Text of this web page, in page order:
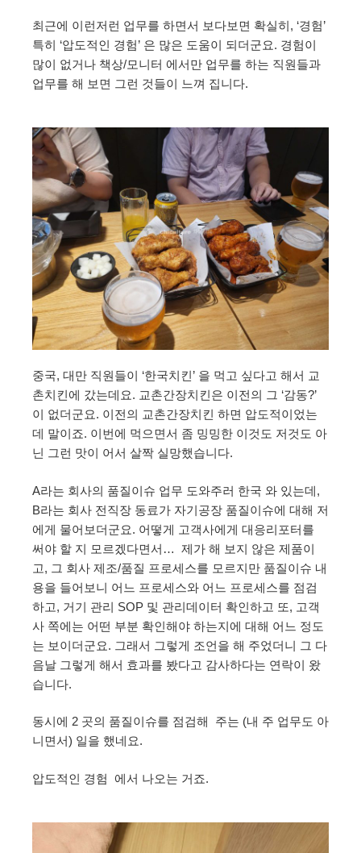
최근에 이런저런 업무를 하면서 보다보면 확실히, ‘경험’
특히 ‘압도적인 경험’ 은 많은 도움이 되더군요. 경험이
많이 없거나 책상/모니터 에서만 업무를 하는 직원들과
업무를 해 보면 그런 것들이 느껴 집니다.
중국, 대만 직원들이 ‘한국치킨’ 을 먹고 싶다고 해서 교
촌치킨에 갔는데요. 교촌간장치킨은 이전의 그 ‘감동?’
이 없더군요. 이전의 교촌간장치킨 하면 압도적이었는
데 말이죠. 이번에 먹으면서 좀 밍밍한 이것도 저것도 아
닌 그런 맛이 어서 살짝 실망했습니다.
A라는 회사의 품질이슈 업무 도와주러 한국 와 있는데,
B라는 회사 전직장 동료가 자기공장 품질이슈에 대해 저
에게 물어보더군요. 어떻게 고객사에게 대응리포터를
써야 할 지 모르겠다면서… 제가 해 보지 않은 제품이
고, 그 회사 제조/품질 프로세스를 모르지만 품질이슈 내
용을 들어보니 어느 프로세스와 어느 프로세스를 점검
하고, 거기 관리 SOP 및 관리데이터 확인하고 또, 고객
사 쪽에는 어떤 부분 확인해야 하는지에 대해 어느 정도
는 보이더군요. 그래서 그렇게 조언을 해 주었더니 그 다
음날 그렇게 해서 효과를 봤다고 감사하다는 연락이 왔
습니다.
동시에 2 곳의 품질이슈를 점검해 주는 (내 주 업무도 아
니면서) 일을 했네요.
압도적인 경험 에서 나오는 거죠.